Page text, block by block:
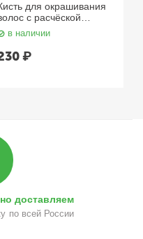
для окрашивания
с расчёской
Green JPP049-1
в наличии
₽
доставляем
по всей России